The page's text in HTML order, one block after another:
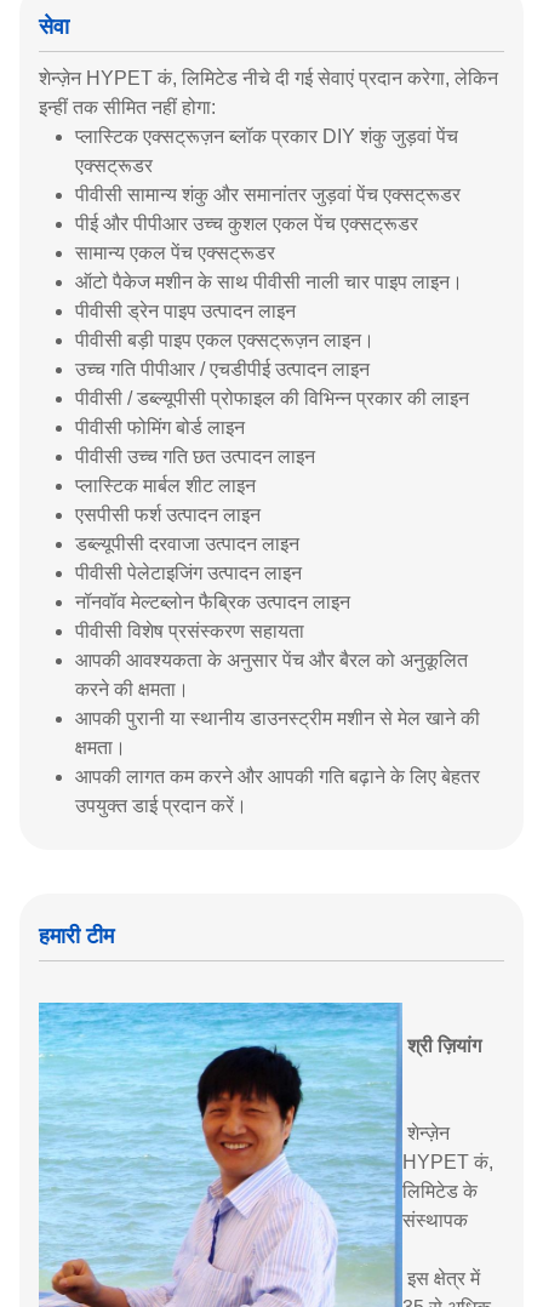
सेवा
शेन्ज़ेन HYPET कं, लिमिटेड नीचे दी गई सेवाएं प्रदान करेगा, लेकिन
इन्हीं तक सीमित नहीं होगा:
प्लास्टिक एक्सट्रूज़न ब्लॉक प्रकार DIY शंकु जुड़वां पेंच
एक्सट्रूडर
पीवीसी सामान्य शंकु और समानांतर जुड़वां पेंच एक्सट्रूडर
पीई और पीपीआर उच्च कुशल एकल पेंच एक्सट्रूडर
सामान्य एकल पेंच एक्सट्रूडर
ऑटो पैकेज मशीन के साथ पीवीसी नाली चार पाइप लाइन।
पीवीसी ड्रेन पाइप उत्पादन लाइन
पीवीसी बड़ी पाइप एकल एक्सट्रूज़न लाइन।
उच्च गति पीपीआर / एचडीपीई उत्पादन लाइन
पीवीसी / डब्ल्यूपीसी प्रोफाइल की विभिन्न प्रकार की लाइन
पीवीसी फोमिंग बोर्ड लाइन
पीवीसी उच्च गति छत उत्पादन लाइन
प्लास्टिक मार्बल शीट लाइन
एसपीसी फर्श उत्पादन लाइन
डब्ल्यूपीसी दरवाजा उत्पादन लाइन
पीवीसी पेलेटाइजिंग उत्पादन लाइन
नॉनवॉव मेल्टब्लोन फैब्रिक उत्पादन लाइन
पीवीसी विशेष प्रसंस्करण सहायता
आपकी आवश्यकता के अनुसार पेंच और बैरल को अनुकूलित
करने की क्षमता।
आपकी पुरानी या स्थानीय डाउनस्ट्रीम मशीन से मेल खाने की
क्षमता।
आपकी लागत कम करने और आपकी गति बढ़ाने के लिए बेहतर
उपयुक्त डाई प्रदान करें।
हमारी टीम
श्री ज़ियांग
शेन्ज़ेन
HYPET कं,
लिमिटेड के
संस्थापक
इस क्षेत्र में